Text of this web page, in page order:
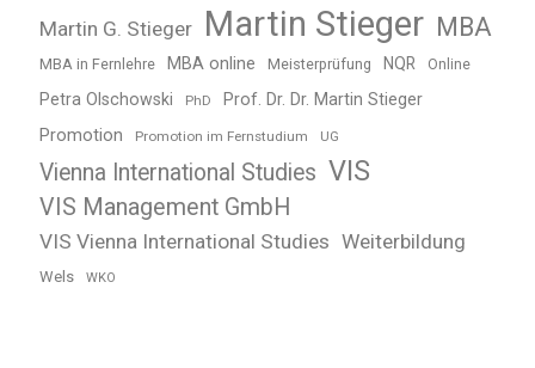
Martin G. Stieger Martin Stieger MBA
MBA in Fernlehre MBA online Meisterprüfung NQR Online
Petra Olschowski PhD Prof. Dr. Dr. Martin Stieger
Promotion Promotion im Fernstudium UG
Vienna International Studies VIS
VIS Management GmbH
VIS Vienna International Studies Weiterbildung
Wels WKO